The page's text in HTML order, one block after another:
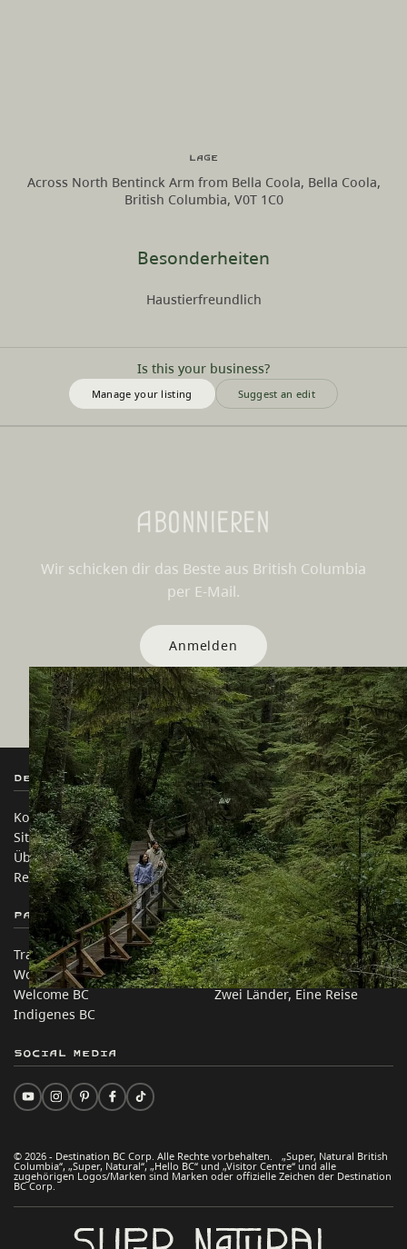
Besonderheiten
Haustierfreundlich
Is this your business?
Manage your listing Suggest an edit
Lage
Across North Bentinck Arm from Bella Coola, Bella Coola,
British Columbia, V0T 1C0
Abonnieren
Wir schicken dir das Beste aus British Columbia
per E-Mail.
Anmelden
Destination BC
Kontakt
Sitemap
Über uns
Rechtliches & Richtlinien
Unsere Websites
Reisebranche
Medien
Unternehmen
简体中文 – China
Partnerseiten
Trade & Invest BC
Work BC
Welcome BC
Indigenes BC
Auf dieser Website
Reisevorschläge
Praktische Tipps
Zwei Länder, Eine Reise
© 2026 - Destination BC Corp. Alle Rechte vorbehalten. „Super, Natural British
Columbia“, „Super, Natural“, „Hello BC“ und „Visitor Centre“ und alle
zugehörigen Logos/Marken sind Marken oder offizielle Zeichen der Destination
BC Corp.
Social Media